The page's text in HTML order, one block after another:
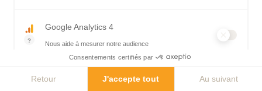
?
Google Analytics 4
Nous aide à mesurer notre audience
Essentiel pour la gestion du site web, il permet de mesurer
Hotjar
Consentements certifiés par
Retour J'accepte tout Au suivant